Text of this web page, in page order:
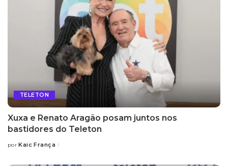
TELETON
Xuxa e Renato Aragão posam juntos nos
bastidores do Teleton
Posted
por Kaic França